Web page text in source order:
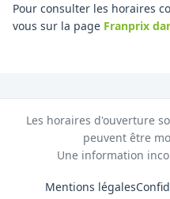
Pour consulter les horaires
vous sur la page Franprix
Les horaires d'ouverture
peuvent être
Une information
Mentions légales